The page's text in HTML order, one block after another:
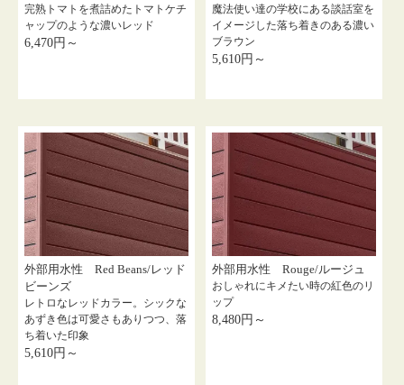
完熟トマトを煮詰めたトマトケチ
ャップのような濃いレッド
6,470円～
魔法使い達の学校にある談話室を
イメージした落ち着きのある濃い
ブラウン
5,610円～
外部用水性 Red Beans/レッド
ビーンズ
レトロなレッドカラー。シックな
あずき色は可愛さもありつつ、落
ち着いた印象
5,610円～
外部用水性 Rouge/ルージュ
おしゃれにキメたい時の紅色のリ
ップ
8,480円～